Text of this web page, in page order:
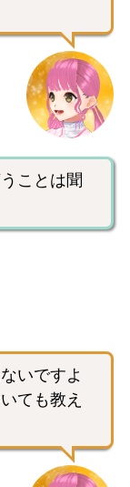
ことは聞
いですよ
ても教え